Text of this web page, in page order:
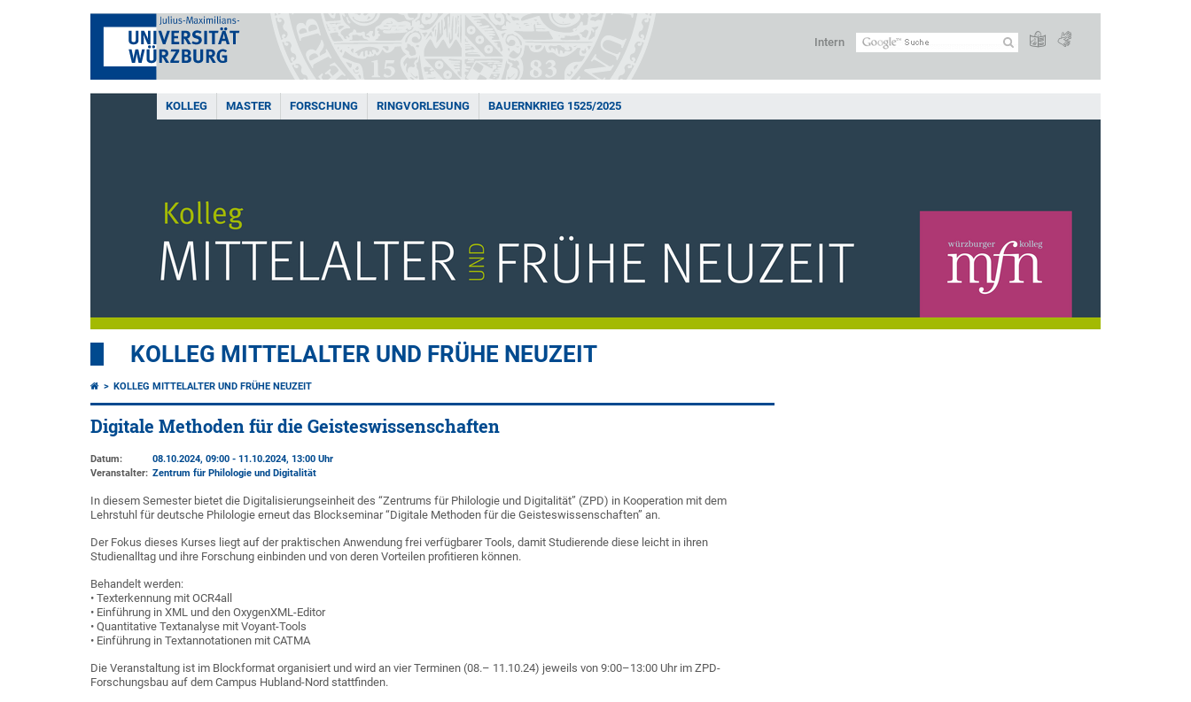
Intern
KOLLEG MASTER FORSCHUNG RINGVORLESUNG BAUERNKRIEG 1525/2025
KOLLEG MITTELALTER UND FRÜHE NEUZEIT
KOLLEG MITTELALTER UND FRÜHE NEUZEIT
Digitale Methoden für die Geisteswissenschaften
Datum:
08.10.2024, 09:00 - 11.10.2024, 13:00 Uhr
Veranstalter: Zentrum für Philologie und Digitalität
In diesem Semester bietet die Digitalisierungseinheit des “Zentrums für Philologie und Digitalität” (ZPD) in Kooperation mit dem
Lehrstuhl für deutsche Philologie erneut das Blockseminar “Digitale Methoden für die Geisteswissenschaften” an.
Der Fokus dieses Kurses liegt auf der praktischen Anwendung frei verfügbarer Tools, damit Studierende diese leicht in ihren
Studienalltag und ihre Forschung einbinden und von deren Vorteilen profitieren können.
Behandelt werden:
• Texterkennung mit OCR4all
• Einführung in XML und den OxygenXML-Editor
• Quantitative Textanalyse mit Voyant-Tools
• Einführung in Textannotationen mit CATMA
Die Veranstaltung ist im Blockformat organisiert und wird an vier Terminen (08.– 11.10.24) jeweils von 9:00–13:00 Uhr im ZPD-
Forschungsbau auf dem Campus Hubland-Nord stattfinden.